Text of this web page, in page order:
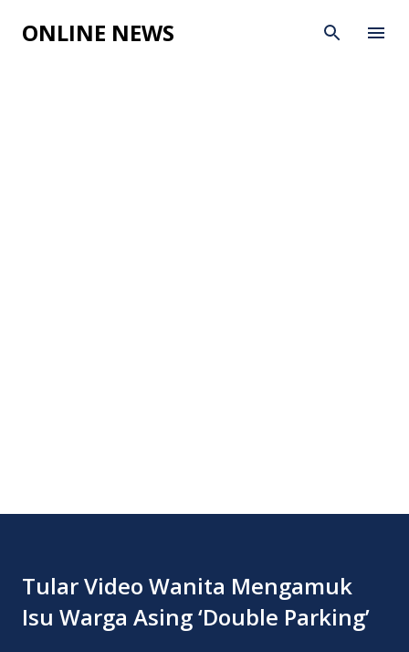
Skip to main content
ONLINE NEWS
Tular Video Wanita Mengamuk
Isu Warga Asing ‘Double Parking’